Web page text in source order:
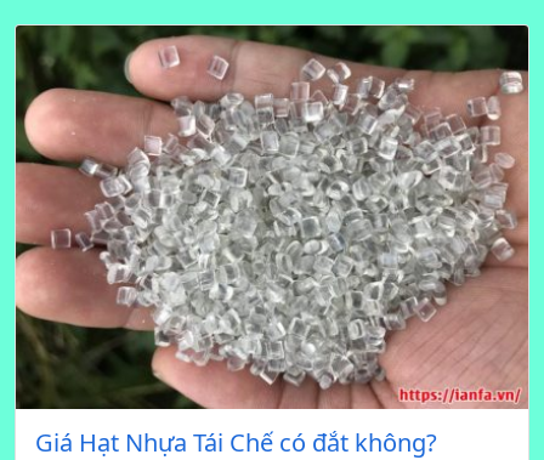
Giá Hạt Nhựa Tái Chế có đắt không?